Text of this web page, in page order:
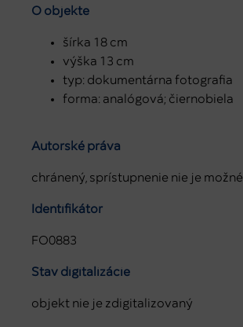
O objekte
šírka 18 cm
výška 13 cm
typ: dokumentárna fotografia
forma: analógová; čiernobiela
Autorské práva
chránený, sprístupnenie nie je možné
Identifikátor
FO0883
Stav digitalizácie
objekt nie je zdigitalizovaný